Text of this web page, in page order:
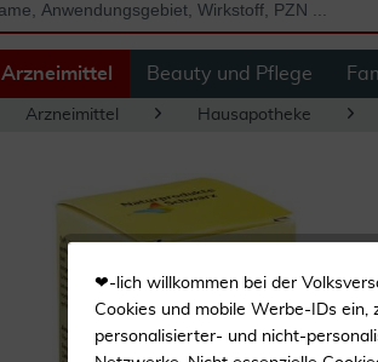
Arzneimittel Beauty und Pflege
Arzneimittel Hausapotheke
❤-lich willkommen bei der
Cookies und mobile Werbe-IDs ein,
personalisierter- und nicht-